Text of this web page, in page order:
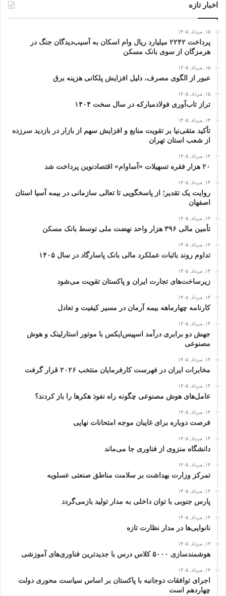
اخبار تازه
۱۵, مرداد, ۱۴۰۵
پرداخت ۲۲۴۲ میلیارد ریال وام اسکان به آسیب‌دیدگان جنگ در
هرمزگان از سوی بانک مسکن
۱۵, مرداد, ۱۴۰۵
عبور از الگوی مصرف، دلیل افزایش پلکانی هزینه برق
۱۵, مرداد, ۱۴۰۵
تراز تاب‌آوری فولادمبارکه در سال سخت ۱۴۰۴
۱۴, مرداد, ۱۴۰۵
تأکید متقی‌نیا بر تقویت منابع و افزایش سهم از بازار در بازدید سرزده
از شعب استان تهران
۱۴, مرداد, ۱۴۰۵
۲۰ هزار فقره تسهیلات «آساوام» اقتصادنوین پرداخت شد
۱۴, مرداد, ۱۴۰۵
روایت یک تقدیر؛ از پاسخگویی تا تعالی سازمانی در بیمه آسیا استان
اصفهان
۱۴, مرداد, ۱۴۰۵
تأمین مالی ۳۹۶ هزار واحد نهضت ملی توسط بانک مسکن
۱۴, مرداد, ۱۴۰۵
تداوم روند باثبات عملکرد مالی بانک پاسارگاد در سال ۱۴۰۵
۱۴, مرداد, ۱۴۰۵
زیرساخت‌های تجارت ایران و پاکستان تقویت می‌شود
۱۴, مرداد, ۱۴۰۵
کارنامه چهارماهه بیمه آرمان در مسیر کیفیت و تعادل
۱۴, مرداد, ۱۴۰۵
جهش دو برابری درآمد اسپیس‌ایکس با موتور استارلینک و هوش
مصنوعی
۱۴, مرداد, ۱۴۰۵
مخابرات ایران در فهرست کارفرمایان منتخب ۲۰۲۶ قرار گرفت
۱۴, مرداد, ۱۴۰۵
عامل‌های هوش مصنوعی چگونه راه نفوذ هکرها را باز کردند؟
۱۴, مرداد, ۱۴۰۵
فرصت دوباره برای غایبان موجه امتحانات نهایی
۱۴, مرداد, ۱۴۰۵
دانشگاه منزوی از فناوری جا می‌ماند
۱۴, مرداد, ۱۴۰۵
تمرکز وزارت بهداشت بر سلامت مناطق صنعتی عسلویه
۱۴, مرداد, ۱۴۰۵
پارس جنوبی با توان داخلی به مدار تولید بازمی‌گردد
۱۴, مرداد, ۱۴۰۵
نانوایی‌ها در مدار نظارت تازه
۱۳, مرداد, ۱۴۰۵
هوشمندسازی ۵۰۰۰ کلاس درس با جدیدترین فناوری‌های آموزشی
۱۳, مرداد, ۱۴۰۵
اجرای توافقات دوجانبه با پاکستان بر اساس سیاست محوری دولت
چهاردهم است